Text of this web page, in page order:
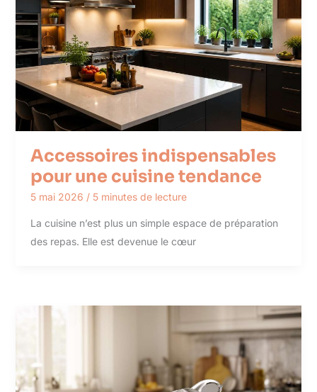
Accessoires indispensables
pour une cuisine tendance
5 mai 2026 / 5 minutes de lecture
La cuisine n’est plus un simple espace de préparation
des repas. Elle est devenue le cœur